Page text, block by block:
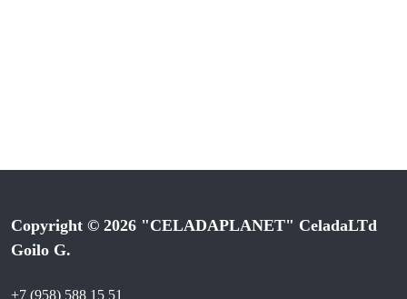
Copyright © 2026 "CELADAPLANET" CeladaLTd
Goilo G.
+7 (958) 588 15 51